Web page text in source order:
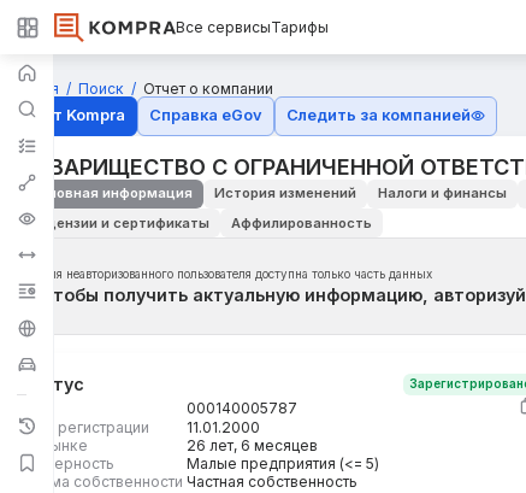
Все сервисыТарифы
Главная Поиск
Отчет о компании
Отчёт Kompra
Справка eGov Следить за компанией
ТОВАРИЩЕСТВО С ОГРАНИЧЕННОЙ
Основная информация История изменений Налоги и финансы
Лицензии и сертификаты
Аффилированность
Для неавторизованного пользователя доступна только часть данных
Чтобы получить актуальную информацию,
Статус
000140005787
Дата регистрации
11.01.2000
На рынке
26 лет, 6 месяцев
Размерность
Малые предприятия (<= 5)
Форма собственности Частная собственность